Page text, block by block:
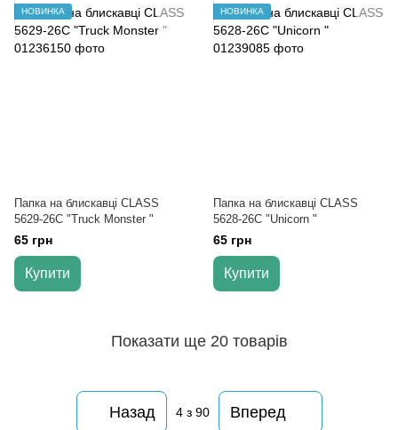
НОВИНКА
Папка на блискавці CLASS
5629-26C "Truck Monster "
65 грн
Купити
НОВИНКА
Папка на блискавці CLASS
5628-26C "Unicorn "
65 грн
Купити
Показати ще 20 товарів
Назад 4з 90 Вперед